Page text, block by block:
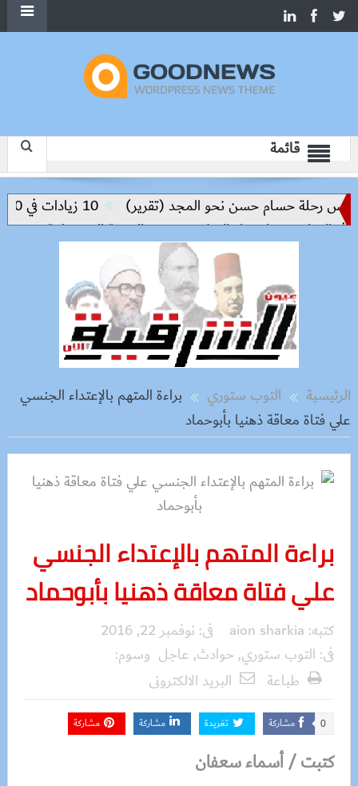
قائمة
رحلة حسام حسن نحو المجد (تقرير)
10 زيادات في 10 سنوات.. هل حان الوقت لرفع دعم البنزين نهائيا؟
مفتاح بناء السلام وتحقيق التنمية المستدامة
الرئيسية التوب ستوري
براءة المتهم بالإعتداء الجنسي
علي فتاة معاقة ذهنيا بأبوحماد
براءة المتهم بالإعتداء الجنسي
علي فتاة معاقة ذهنيا بأبوحماد
كتبه: aion sharkia فى: نوفمبر 22, 2016
فى: التوب ستوري, حوادث, عاجل وسوم:
طباعة
البريد الالكترونى
مشاركة 0 تغريدة مشاركة مشاركة
كتبت / أسماء سعفان